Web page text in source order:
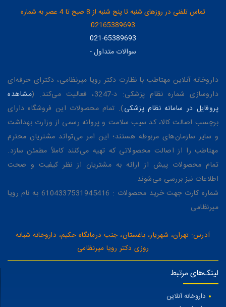
تماس تلفنی در روزهای شنبه تا پنج شنبه از 8 صبح تا 4 عصر به شماره
02165389693
021-65389693
سوالات متداول-
داروخانه آنلاین مهتاطب با نظارت دکتر رویا میرنظامی، دکترای حرفه‌ای
داروسازی شماره نظام پزشکی: د-3247، فعالیت می‌کند. (
مشاهده
پروفایل در سامانه نظام پزشکی). تمام محصولات این فروشگاه دارای
برچسب اصالت کالا، کد سیب سلامت و پروانه رسمی از وزارت بهداشت
و سایر سازمان‌های مربوطه هستند؛ این امر می‌تواند مشتریان محترم
مهتاطب را از اصالت محصولاتی که تهیه می‌کنند کاملاً مطمئن سازد.
تمام محصولات پیش از ارائه به مشتریان از نظر کیفیت و صحت
اطلاعات نیز بررسی می‌شوند.
شماره کارت جهت خرید محصولات : 6104337531945416 به نام رویا
میرنظامی
آدرس: تهران، شهریار، باغستان، جنب درمانگاه حکیم، داروخانه شبانه
روزی دکتر رویا میرنظامی
لینک‌های مرتبط
داروخانه آنلاین